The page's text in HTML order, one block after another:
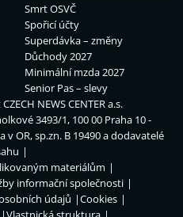
Smrt OSVČ
Spořicí účty
Superdávka – změny
Důchody 2027
Minimální mzda 2027
Senior Pas – slevy
CZECH NEWS CENTER a.s.
3493/1, 100 00 Praha 10 -
v OR, sp.zn. B 19490 a dodavatelé
materiálům
informační společnosti
údajů
Cookies